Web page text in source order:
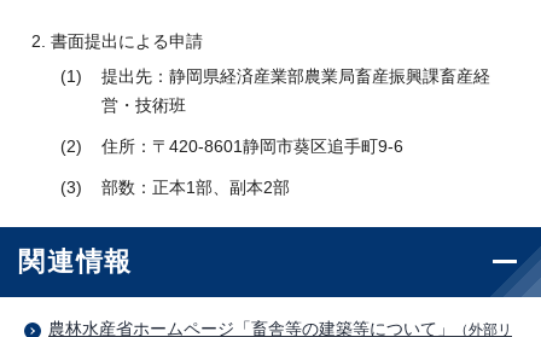
書面提出による申請
提出先：静岡県経済産業部農業局畜産振興課畜産経
営・技術班
住所：〒420-8601静岡市葵区追手町9-6
部数：正本1部、副本2部
関連情報
農林水産省ホームページ「畜舎等の建築等について」
（外部リ